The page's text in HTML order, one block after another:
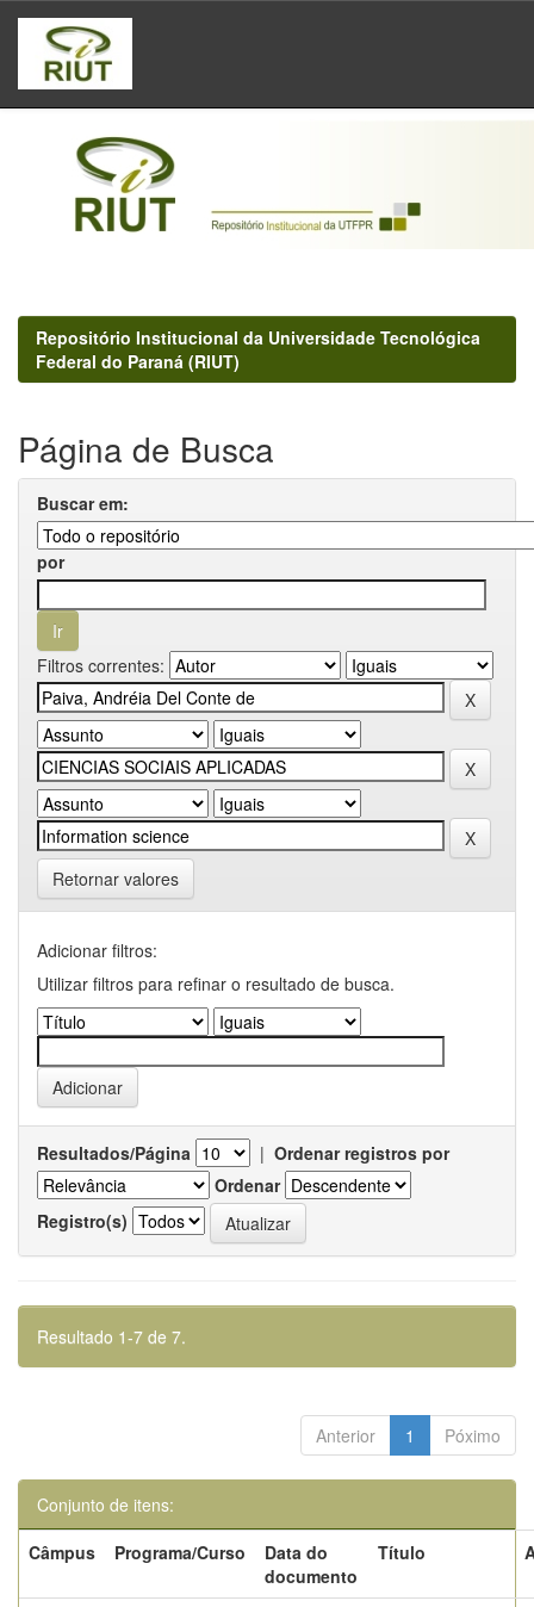
Skip
navigation
Repositório Institucional da Universidade Tecnológica
Federal do Paraná (RIUT)
Página de Busca
Buscar em:
por
Filtros correntes:
Retornar valores
Adicionar filtros:
Utilizar filtros para refinar o resultado de busca.
Resultados/Página | Ordenar registros por
Ordenar
Registro(s)
Resultado 1-7 de 7.
Anterior 1 Póximo
Conjunto de itens:
Câmpus
Programa/Curso
Data do
documento
Título